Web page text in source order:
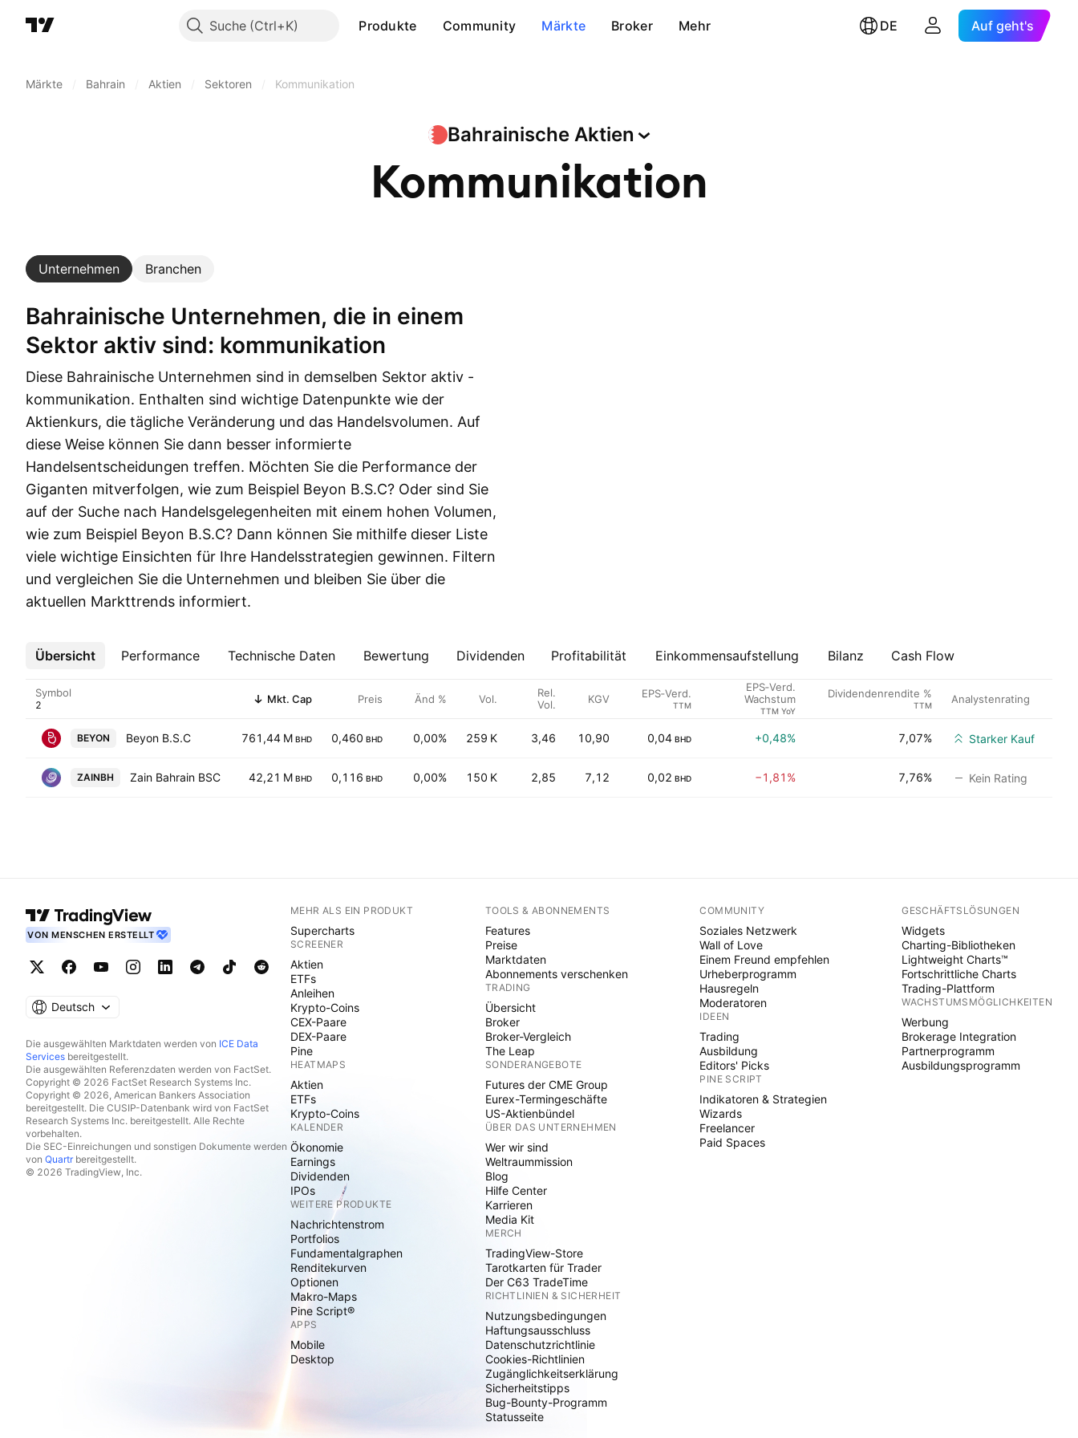
Suche Produkte Community Märkte Broker Mehr DE Auf geht's
Märkte Bahrain Aktien Sektoren Kommunikation
Bahrainische Aktien
Kommunikation
Unternehmen Branchen
Bahrainische Unternehmen, die in einem
Sektor aktiv sind: kommunikation
Diese Bahrainische Unternehmen sind in demselben Sektor aktiv -
kommunikation. Enthalten sind wichtige Datenpunkte wie der
Aktienkurs, die tägliche Veränderung und das Handelsvolumen. Auf
diese Weise können Sie dann besser informierte
Handelsentscheidungen treffen. Möchten Sie die Performance der
Giganten mitverfolgen, wie zum Beispiel Beyon B.S.C? Oder sind Sie
auf der Suche nach Handelsgelegenheiten mit einem hohen Volumen,
wie zum Beispiel Beyon B.S.C? Dann können Sie mithilfe dieser Liste
viele wichtige Einsichten für Ihre Handelsstrategien gewinnen. Filtern
und vergleichen Sie die Unternehmen und bleiben Sie über die
aktuellen Markttrends informiert.
Übersicht Performance Technische Daten Bewertung Dividenden Profitabilität Einkommensaufstellung Bilanz Cash Flow
Mehr
Symbol Mkt. Cap Preis Änd % Vol.
Rel.
Vol.
KGV EPS‑Verd.
TTM
EPS‑Verd.
Wachstum
TTM YoY
Dividendenrendite %
TTM Analystenrating
BEYON Beyon B.S.C 761,44 M BHD 0,460 BHD 0,00% 259 K 3,46 10,90 0,04 BHD +0,48% 7,07% Starker Kauf
ZAINBH Zain Bahrain BSC 42,21 M BHD 0,116 BHD 0,00% 150 K 2,85 7,12 0,02 BHD −1,81% 7,76% Kein Rating
VON MENSCHEN ERSTELLT
Deutsch
Die ausgewählten Marktdaten werden von ICE Data
Services bereitgestellt.
Die ausgewählten Referenzdaten werden von FactSet.
Copyright © 2026 FactSet Research Systems Inc.
Copyright © 2026, American Bankers Association
bereitgestellt. Die CUSIP-Datenbank wird von FactSet
Research Systems Inc. bereitgestellt. Alle Rechte
vorbehalten.
Die SEC-Einreichungen und sonstigen Dokumente werden
von Quartrbereitgestellt.
© 2026 TradingView, Inc.
MEHR ALS EIN PRODUKT
Supercharts
SCREENER
Aktien
ETFs
Anleihen
Krypto-Coins
CEX-Paare
DEX-Paare
Pine
HEATMAPS
Aktien
ETFs
Krypto-Coins
KALENDER
Ökonomie
Earnings
Dividenden
IPOs
WEITERE PRODUKTE
Nachrichtenstrom
Portfolios
Fundamentalgraphen
Renditekurven
Optionen
Makro-Maps
Pine Script®
APPS
Mobile
Desktop
TOOLS & ABONNEMENTS
Features
Preise
Marktdaten
Abonnements verschenken
TRADING
Übersicht
Broker
Broker-Vergleich
The Leap
SONDERANGEBOTE
Futures der CME Group
Eurex-Termingeschäfte
US-Aktienbündel
ÜBER DAS UNTERNEHMEN
Wer wir sind
Weltraummission
Blog
Hilfe Center
Karrieren
Media Kit
MERCH
TradingView-Store
Tarotkarten für Trader
Der C63 TradeTime
RICHTLINIEN & SICHERHEIT
Nutzungsbedingungen
Haftungsausschluss
Datenschutzrichtlinie
Cookies-Richtlinien
Zugänglichkeitserklärung
Sicherheitstipps
Bug-Bounty-Programm
Statusseite
COMMUNITY
Soziales Netzwerk
Wall of Love
Einem Freund empfehlen
Urheberprogramm
Hausregeln
Moderatoren
IDEEN
Trading
Ausbildung
Editors' Picks
PINE SCRIPT
Indikatoren & Strategien
Wizards
Freelancer
Paid Spaces
GESCHÄFTSLÖSUNGEN
Widgets
Charting-Bibliotheken
Lightweight Charts™
Fortschrittliche Charts
Trading-Plattform
WACHSTUMSMÖGLICHKEITEN
Werbung
Brokerage Integration
Partnerprogramm
Ausbildungsprogramm